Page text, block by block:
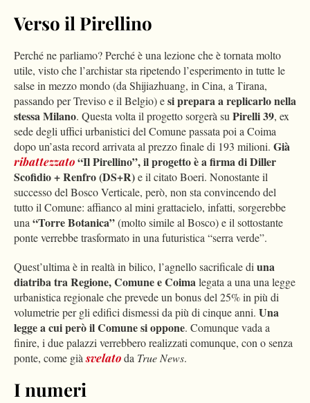
Verso il Pirellino
Perché ne parliamo? Perché è una lezione che è tornata molto
utile, visto che l’archistar sta ripetendo l’esperimento in tutte le
salse in mezzo mondo (da Shijiazhuang, in Cina, a Tirana,
passando per Treviso e il Belgio) esi prepara a replicarlo nella
stessa Milano. Questa volta il progetto sorgerà su Pirelli 39, ex
sede degli uffici urbanistici del Comune passata poi a Coima
dopo un’asta record arrivata al prezzo finale di 193 milioni. Già
ribattezzato“Il Pirellino”, il progetto è a firma di Diller
Scofidio + Renfro (DS+R)e il citato Boeri. Nonostante il
successo del Bosco Verticale, però, non sta convincendo del
tutto il Comune: affianco al mini grattacielo, infatti, sorgerebbe
una “Torre Botanica”(molto simile al Bosco) e il sottostante
ponte verrebbe trasformato in una futuristica “serra verde”.
Quest’ultima è in realtà in bilico, l’agnello sacrificale di una
diatriba tra Regione, Comune e Coimalegata a una una legge
urbanistica regionale che prevede un bonus del 25% in più di
volumetrie per gli edifici dismessi da più di cinque anni. Una
legge a cui però il Comune si oppone. Comunque vada a
finire, i due palazzi verrebbero realizzati comunque, con o senza
ponte, come giàsvelatoda True News.
I numeri